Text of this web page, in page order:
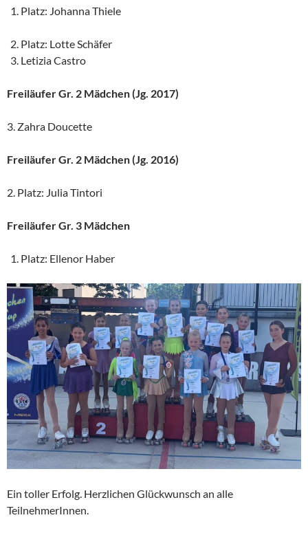
Platz: Johanna Thiele
Platz: Lotte Schäfer
Letizia Castro
Freiläufer Gr. 2 Mädchen (Jg. 2017)
3. Zahra Doucette
Freiläufer Gr. 2 Mädchen (Jg. 2016)
2. Platz: Julia Tintori
Freiläufer Gr. 3 Mädchen
Platz: Ellenor Haber
Ein toller Erfolg. Herzlichen Glückwunsch an alle
TeilnehmerInnen.